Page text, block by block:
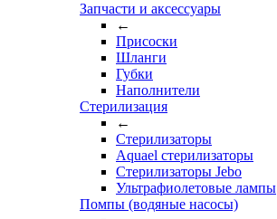
Запчасти и аксессуары
←
Присоски
Шланги
Губки
Наполнители
Стерилизация
←
Стерилизаторы
Aquael стерилизаторы
Стерилизаторы Jebo
Ультрафиолетовые лампы
Помпы (водяные насосы)